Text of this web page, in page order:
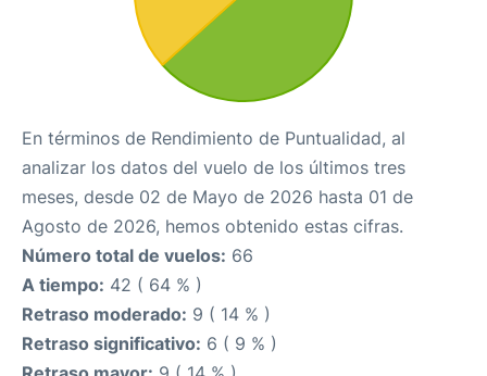
En términos de Rendimiento de Puntualidad, al
analizar los datos del vuelo de los últimos tres
meses, desde 02 de Mayo de 2026 hasta 01 de
Agosto de 2026, hemos obtenido estas cifras.
Número total de vuelos: 66
A tiempo: 42 ( 64 % )
Retraso moderado: 9 ( 14 % )
Retraso significativo: 6 ( 9 % )